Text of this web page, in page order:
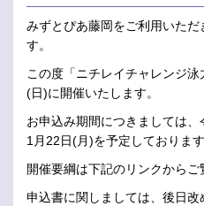
みずとぴあ藤岡をご利用いた
す。
この度「ニチレイチャレンジ
(日)に開催いたします。
お申込み期間につきましては
1月22日(月)を予定しております
開催要綱は下記のリンクからご
申込書に関しましては、後日改